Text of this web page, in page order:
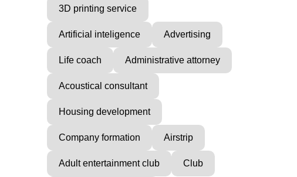
3D printing service
Artificial inteligence Advertising
Life coach Administrative attorney
Acoustical consultant
Housing development
Company formation Airstrip
Adult entertainment club Club